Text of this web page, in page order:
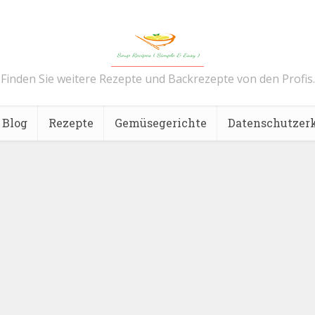
Finden Sie weitere Rezepte und Backrezepte von den Profis.
Blog Rezepte Gemüsegerichte